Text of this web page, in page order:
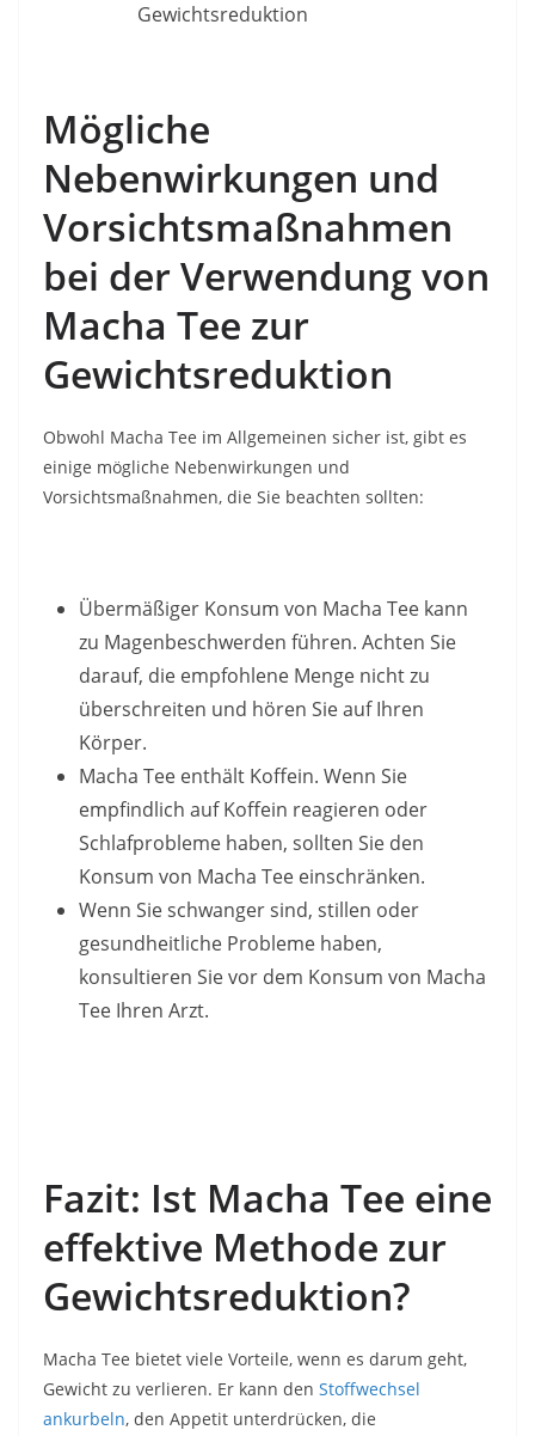
Gewichtsreduktion
Mögliche
Nebenwirkungen und
Vorsichtsmaßnahmen
bei der Verwendung von
Macha Tee zur
Gewichtsreduktion
Obwohl Macha Tee im Allgemeinen sicher ist, gibt es
einige mögliche Nebenwirkungen und
Vorsichtsmaßnahmen, die Sie beachten sollten:
Übermäßiger Konsum von Macha Tee kann
zu Magenbeschwerden führen. Achten Sie
darauf, die empfohlene Menge nicht zu
überschreiten und hören Sie auf Ihren
Körper.
Macha Tee enthält Koffein. Wenn Sie
empfindlich auf Koffein reagieren oder
Schlafprobleme haben, sollten Sie den
Konsum von Macha Tee einschränken.
Wenn Sie schwanger sind, stillen oder
gesundheitliche Probleme haben,
konsultieren Sie vor dem Konsum von Macha
Tee Ihren Arzt.
Fazit: Ist Macha Tee eine
effektive Methode zur
Gewichtsreduktion?
Macha Tee bietet viele Vorteile, wenn es darum geht,
Gewicht zu verlieren. Er kann den Stoffwechsel
ankurbeln, den Appetit unterdrücken, die